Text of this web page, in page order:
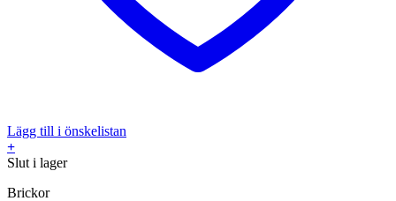
Lägg till i önskelistan
+
Slut i lager
Brickor